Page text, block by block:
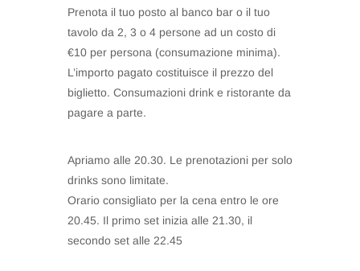
Prenota il tuo posto al banco bar o il tuo
tavolo da 2, 3 o 4 persone ad un costo di
€10 per persona (consumazione minima).
L’importo pagato costituisce il prezzo del
biglietto. Consumazioni drink e ristorante da
pagare a parte.
Apriamo alle 20.30. Le prenotazioni per solo
drinks sono limitate.
Orario consigliato per la cena entro le ore
20.45. Il primo set inizia alle 21.30, il
secondo set alle 22.45